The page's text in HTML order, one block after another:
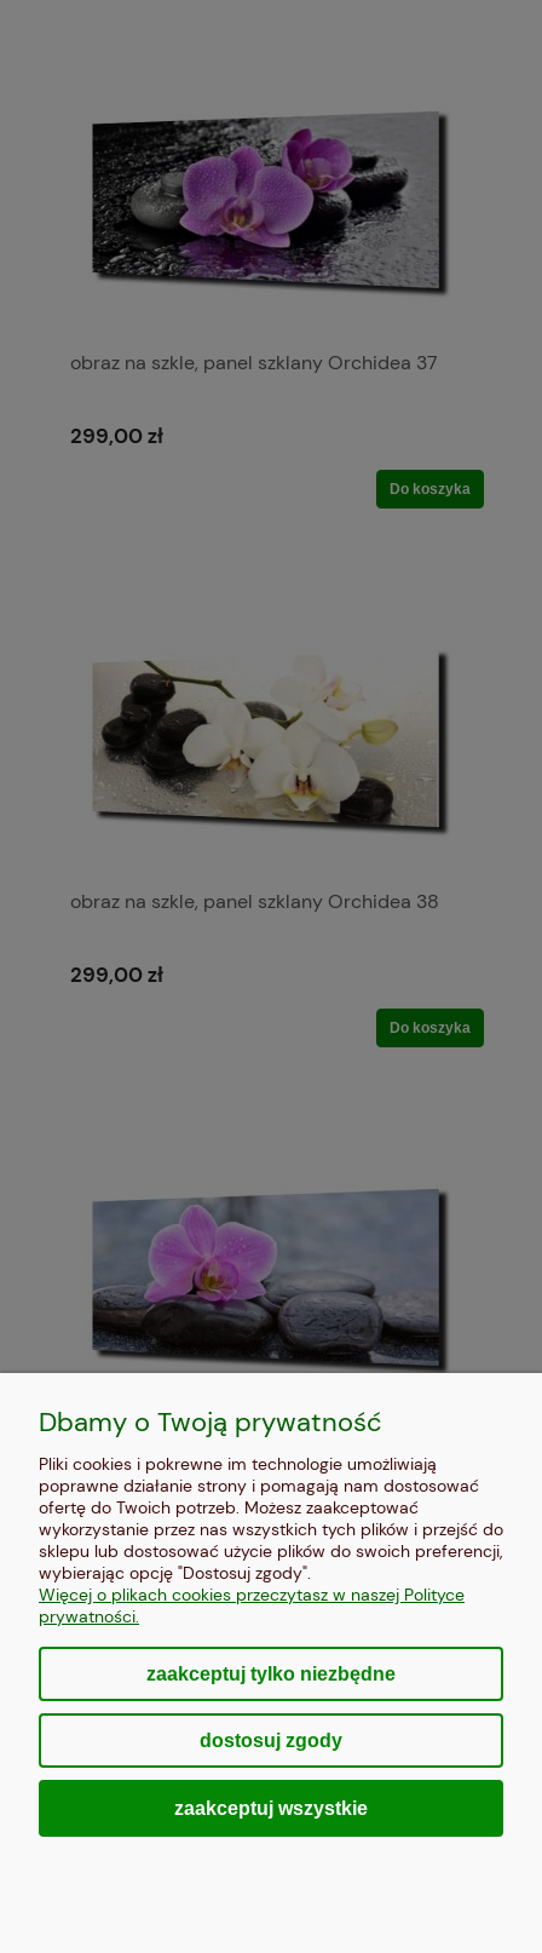
obraz na szkle, panel szklany Orchidea 37
299,00 zł
Do koszyka
obraz na szkle, panel szklany Orchidea 38
299,00 zł
Do koszyka
obraz na szkle, panel szklany Orchidea 39
299,00 zł
Dbamy o Twoją prywatność
Pliki cookies i pokrewne im technologie umożliwiają
poprawne działanie strony i pomagają nam dostosować
ofertę do Twoich potrzeb. Możesz zaakceptować
wykorzystanie przez nas wszystkich tych plików i przejść do
sklepu lub dostosować użycie plików do swoich preferencji,
wybierając opcję "Dostosuj zgody".
Więcej o plikach cookies przeczytasz w naszej Polityce
prywatności.
zaakceptuj tylko niezbędne
dostosuj zgody
zaakceptuj wszystkie